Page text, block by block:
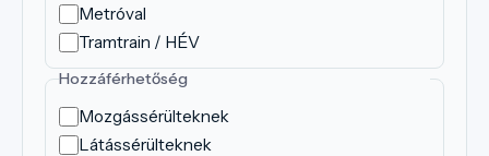
Metróval
Tramtrain / HÉV
Hozzáférhetőség
Mozgássérülteknek
Látássérülteknek